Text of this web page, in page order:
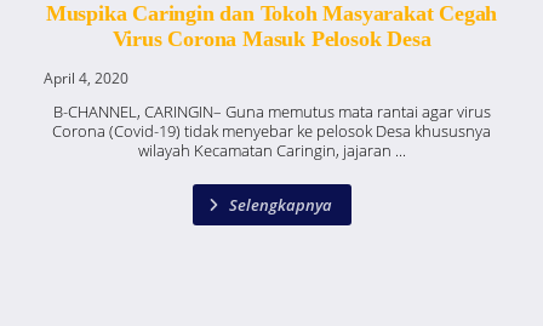
Muspika Caringin dan Tokoh Masyarakat Cegah
Virus Corona Masuk Pelosok Desa
April 4, 2020
B-CHANNEL, CARINGIN– Guna memutus mata rantai agar virus
Corona (Covid-19) tidak menyebar ke pelosok Desa khususnya
wilayah Kecamatan Caringin, jajaran ...
Selengkapnya